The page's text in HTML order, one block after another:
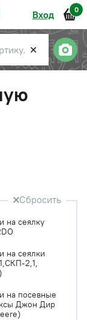
Вход 0
✕
Сбросить
на сеялку
на сеялки
2,1,
на посевные
Джон Дир